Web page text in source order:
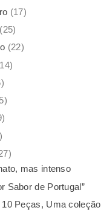
(17)
(25)
(22)
mas intenso
Sabor de Portugal”
10 Peças, Uma coleção